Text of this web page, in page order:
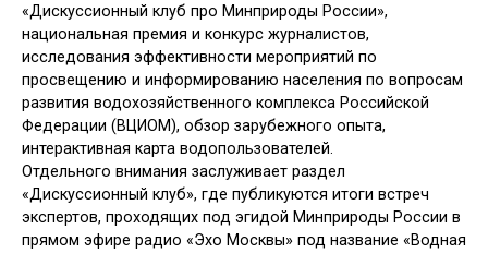
«Дискуссионный клуб про Минприроды России»,
национальная премия и конкурс журналистов,
исследования эффективности мероприятий по
просвещению и информированию населения по вопросам
развития водохозяйственного комплекса Российской
Федерации (ВЦИОМ), обзор зарубежного опыта,
интерактивная карта водопользователей.
Отдельного внимания заслуживает раздел
«Дискуссионный клуб», где публикуются итоги встреч
экспертов, проходящих под эгидой Минприроды России в
прямом эфире радио «Эхо Москвы» под название «Водная